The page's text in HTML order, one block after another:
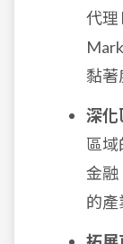
代理
黏著
深化
區域
金融
的產